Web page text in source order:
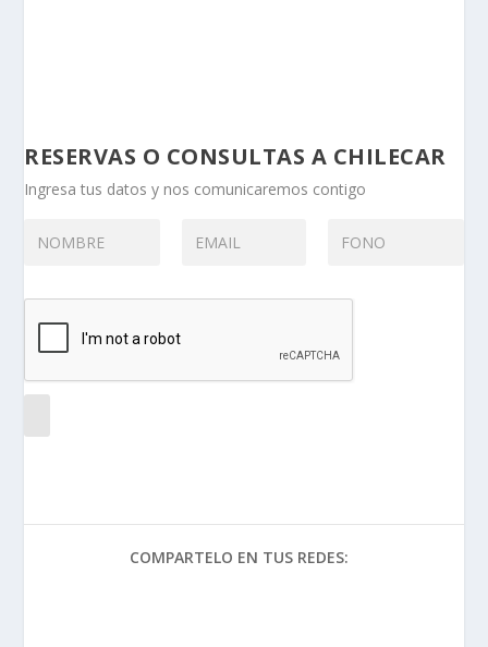
RESERVAS O CONSULTAS A CHILECAR
Ingresa tus datos y nos comunicaremos contigo
COMPARTELO EN TUS REDES: